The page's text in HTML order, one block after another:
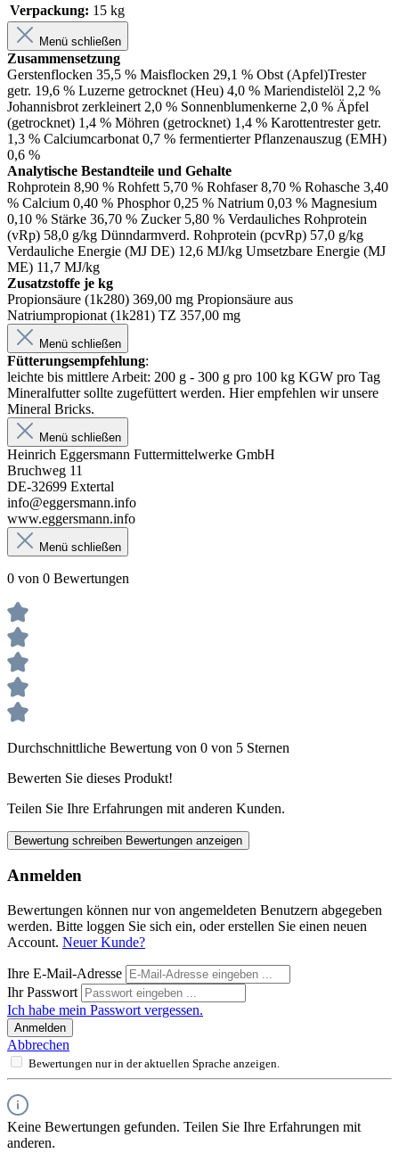
Verpackung: 15 kg
Menü schließen
Zusammensetzung
Gerstenflocken 35,5 % Maisflocken 29,1 % Obst (Apfel)Trester
getr. 19,6 % Luzerne getrocknet (Heu) 4,0 % Mariendistelöl 2,2 %
Johannisbrot zerkleinert 2,0 % Sonnenblumenkerne 2,0 % Äpfel
(getrocknet) 1,4 % Möhren (getrocknet) 1,4 % Karottentrester getr.
1,3 % Calciumcarbonat 0,7 % fermentierter Pflanzenauszug (EMH)
0,6 %
Analytische Bestandteile und Gehalte
Rohprotein 8,90 % Rohfett 5,70 % Rohfaser 8,70 % Rohasche 3,40
% Calcium 0,40 % Phosphor 0,25 % Natrium 0,03 % Magnesium
0,10 % Stärke 36,70 % Zucker 5,80 % Verdauliches Rohprotein
(vRp) 58,0 g/kg Dünndarmverd. Rohprotein (pcvRp) 57,0 g/kg
Verdauliche Energie (MJ DE) 12,6 MJ/kg Umsetzbare Energie (MJ
ME) 11,7 MJ/kg
Zusatzstoffe je kg
Propionsäure (1k280) 369,00 mg Propionsäure aus
Natriumpropionat (1k281) TZ 357,00 mg
Menü schließen
Fütterungsempfehlung:
leichte bis mittlere Arbeit: 200 g - 300 g pro 100 kg KGW pro Tag
Mineralfutter sollte zugefüttert werden. Hier empfehlen wir unsere
Mineral Bricks.
Menü schließen
Heinrich Eggersmann Futtermittelwerke GmbH
Bruchweg 11
DE-32699 Extertal
info@eggersmann.info
www.eggersmann.info
Menü schließen
0 von 0 Bewertungen
Durchschnittliche Bewertung von 0 von 5 Sternen
Bewerten Sie dieses Produkt!
Teilen Sie Ihre Erfahrungen mit anderen Kunden.
Bewertung schreiben Bewertungen anzeigen
Anmelden
Bewertungen können nur von angemeldeten Benutzern abgegeben
werden. Bitte loggen Sie sich ein, oder erstellen Sie einen neuen
Account. Neuer Kunde?
Ihre E-Mail-Adresse
Ihr Passwort
Ich habe mein Passwort vergessen.
Anmelden
Abbrechen
Bewertungen nur in der aktuellen Sprache anzeigen.
Keine Bewertungen gefunden. Teilen Sie Ihre Erfahrungen mit
anderen.